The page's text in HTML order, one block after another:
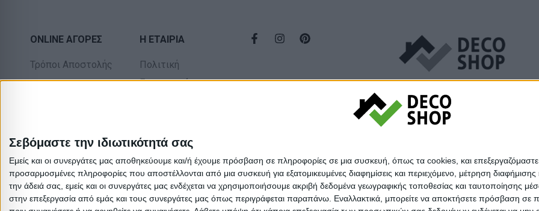
Σεβόμαστε την ιδιωτικότητά σας
Εμείς και οι συνεργάτες μας αποθηκεύουμε και/ή έχουμε πρόσβαση σε πληροφορίες σε μια συσκευή, όπως τα cookies, και
προσαρμοσμένες πληροφορίες που αποστέλλονται από μια συσκευή για εξατομικευμένες διαφημίσεις και περιεχόμενο, μέτρηση
την άδειά σας, εμείς και οι συνεργάτες μας ενδέχεται να χρησιμοποιήσουμε ακριβή δεδομένα γεωγραφικής τοποθεσίας και ταυτοποίησης
στην επεξεργασία από εμάς και τους συνεργάτες μας όπως περιγράφεται παραπάνω. Εναλλακτικά, μπορείτε να αποκτήσετε πρόσβαση σε
ONLINE ΑΓΟΡΕΣ
Τρόποι Αποστολής
επιστροφών
Η ΕΤΑΙΡΙΑ
Πολιτική
Επιστροφών
δεδομένα
Σχετικά με εμάς